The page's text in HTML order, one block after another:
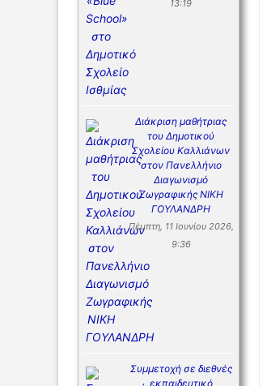
13:19
Διάκριση μαθήτριας
του Δημοτικού
Σχολείου Καλλιάνων
στον Πανελλήνιο
Διαγωνισμό
Ζωγραφικής ΝΙΚΗ
ΓΟΥΛΑΝΔΡΗ
Πέμπτη, 11 Ιουνίου 2026,
9:36
Συμμετοχή σε διεθνές
εκπαιδευτικό